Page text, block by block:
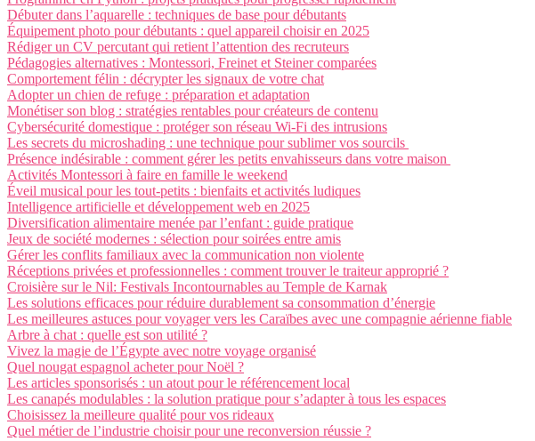
Débuter dans l’aquarelle : techniques de base pour débutants
Équipement photo pour débutants : quel appareil choisir en 2025
Rédiger un CV percutant qui retient l’attention des recruteurs
Pédagogies alternatives : Montessori, Freinet et Steiner comparées
Comportement félin : décrypter les signaux de votre chat
Adopter un chien de refuge : préparation et adaptation
Monétiser son blog : stratégies rentables pour créateurs de contenu
Cybersécurité domestique : protéger son réseau Wi-Fi des intrusions
Les secrets du microshading : une technique pour sublimer vos sourcils
Présence indésirable : comment gérer les petits envahisseurs dans votre maison
Activités Montessori à faire en famille le weekend
Éveil musical pour les tout-petits : bienfaits et activités ludiques
Intelligence artificielle et développement web en 2025
Diversification alimentaire menée par l’enfant : guide pratique
Jeux de société modernes : sélection pour soirées entre amis
Gérer les conflits familiaux avec la communication non violente
Réceptions privées et professionnelles : comment trouver le traiteur approprié ?
Croisière sur le Nil: Festivals Incontournables au Temple de Karnak
Les solutions efficaces pour réduire durablement sa consommation d’énergie
Les meilleures astuces pour voyager vers les Caraïbes avec une compagnie aérienne fiable
Arbre à chat : quelle est son utilité ?
Vivez la magie de l’Égypte avec notre voyage organisé
Quel nougat espagnol acheter pour Noël ?
Les articles sponsorisés : un atout pour le référencement local
Les canapés modulables : la solution pratique pour s’adapter à tous les espaces
Choisissez la meilleure qualité pour vos rideaux
Quel métier de l’industrie choisir pour une reconversion réussie ?